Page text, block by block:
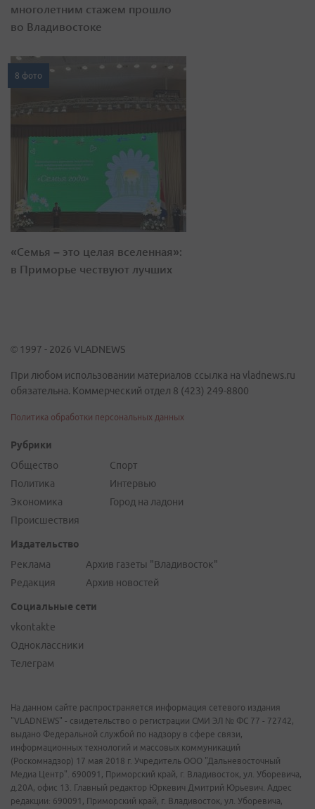
многолетним стажем прошло
во Владивостоке
8 фото
«Семья – это целая вселенная»:
в Приморье чествуют лучших
© 1997 - 2026 VLADNEWS
При любом использовании материалов ссылка на vladnews.ru
обязательна. Коммерческий отдел 8 (423) 249-8800
Политика обработки персональных данных
Рубрики
Общество
Политика
Экономика
Происшествия
Спорт
Интервью
Город на ладони
Издательство
Реклама
Редакция
Архив газеты "Владивосток"
Архив новостей
Социальные сети
vkontakte
Одноклассники
Телеграм
На данном сайте распространяется информация сетевого издания
"VLADNEWS" - свидетельство о регистрации СМИ ЭЛ № ФС 77 - 72742,
выдано Федеральной службой по надзору в сфере связи,
информационных технологий и массовых коммуникаций
(Роскомнадзор) 17 мая 2018 г. Учредитель ООО "Дальневосточный
Медиа Центр". 690091, Приморский край, г. Владивосток, ул. Уборевича,
д.20А, офис 13. Главный редактор Юркевич Дмитрий Юрьевич. Адрес
редакции: 690091, Приморский край, г. Владивосток, ул. Уборевича,